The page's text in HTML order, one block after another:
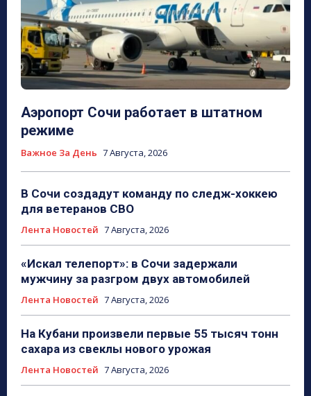
Аэропорт Сочи работает в штатном
режиме
Важное За День 7 Августа, 2026
В Сочи создадут команду по следж-хоккею
для ветеранов СВО
Лента Новостей 7 Августа, 2026
«Искал телепорт»: в Сочи задержали
мужчину за разгром двух автомобилей
Лента Новостей 7 Августа, 2026
На Кубани произвели первые 55 тысяч тонн
сахара из свеклы нового урожая
Лента Новостей 7 Августа, 2026